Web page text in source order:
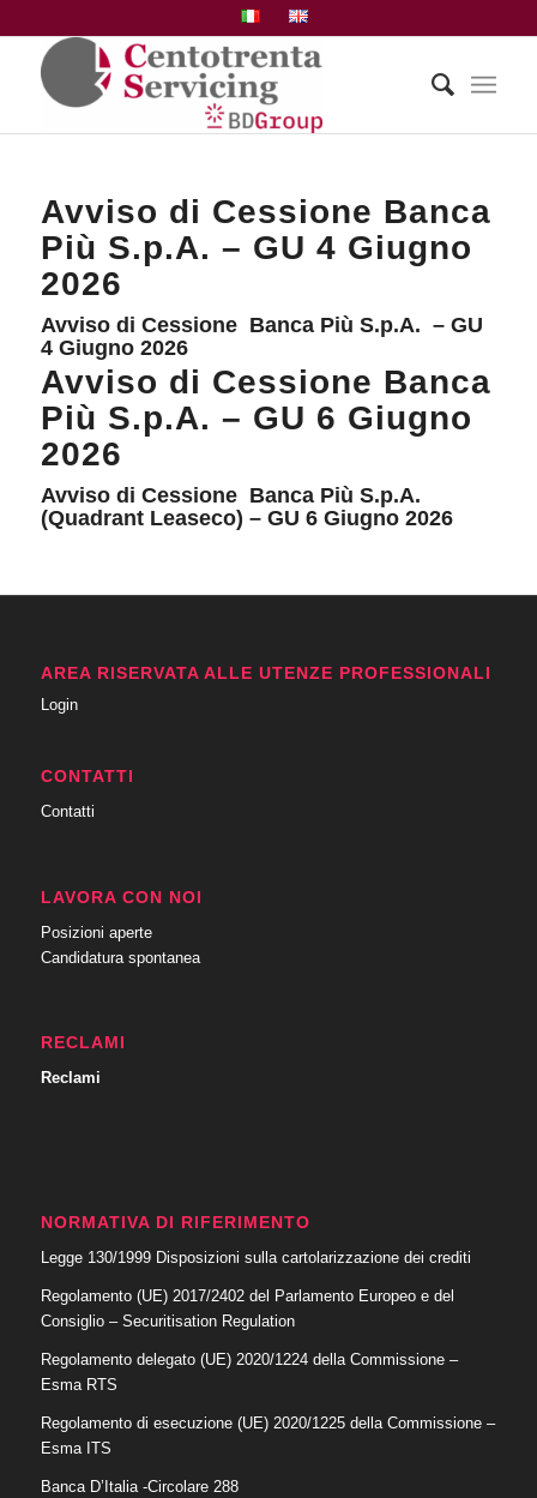
Avviso di Cessione Banca
Più S.p.A. – GU 4 Giugno
2026
Avviso di Cessione Banca Più S.p.A. – GU
4 Giugno 2026
Avviso di Cessione Banca
Più S.p.A. – GU 6 Giugno
2026
Avviso di Cessione Banca Più S.p.A.
(Quadrant Leaseco) – GU 6 Giugno 2026
AREA RISERVATA ALLE UTENZE PROFESSIONALI
Login
CONTATTI
Contatti
LAVORA CON NOI
Posizioni aperte
Candidatura spontanea
RECLAMI
Reclami
NORMATIVA DI RIFERIMENTO
Legge 130/1999 Disposizioni sulla cartolarizzazione dei crediti
Regolamento (UE) 2017/2402 del Parlamento Europeo e del
Consiglio – Securitisation Regulation
Regolamento delegato (UE) 2020/1224 della Commissione –
Esma RTS
Regolamento di esecuzione (UE) 2020/1225 della Commissione –
Esma ITS
Banca D’Italia -Circolare 288